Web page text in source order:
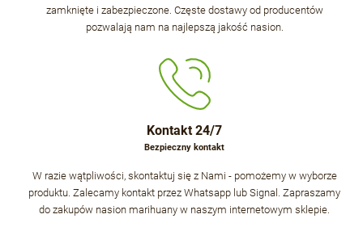
zamknięte i zabezpieczone. Częste dostawy od producentów
pozwalają nam na najlepszą jakość nasion.
Kontakt 24/7
Bezpieczny kontakt
W razie wątpliwości, skontaktuj się z Nami - pomożemy w wyborze
produktu. Zalecamy kontakt przez Whatsapp lub Signal. Zapraszamy
do zakupów nasion marihuany w naszym internetowym sklepie.